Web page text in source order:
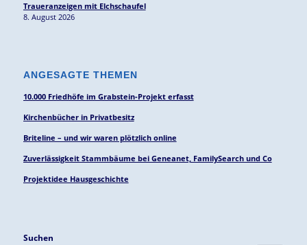
Traueranzeigen mit Elchschaufel
8. August 2026
ANGESAGTE THEMEN
10.000 Friedhöfe im Grabstein-Projekt erfasst
Kirchenbücher in Privatbesitz
Briteline – und wir waren plötzlich online
Zuverlässigkeit Stammbäume bei Geneanet, FamilySearch und Co
Projektidee Hausgeschichte
Suchen